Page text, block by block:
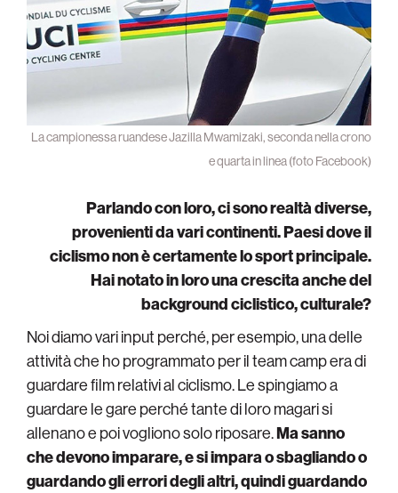
La campionessa ruandese Jazilla Mwamizaki, seconda nella crono
e quarta in linea (foto Facebook)
Parlando con loro, ci sono realtà diverse,
provenienti da vari continenti. Paesi dove il
ciclismo non è certamente lo sport principale.
Hai notato in loro una crescita anche del
background ciclistico, culturale?
Noi diamo vari input perché, per esempio, una delle
attività che ho programmato per il team camp era di
guardare film relativi al ciclismo. Le spingiamo a
guardare le gare perché tante di loro magari si
allenano e poi vogliono solo riposare.Ma sanno
che devono imparare, e si impara o sbagliando o
guardando gli errori degli altri, quindi guardando